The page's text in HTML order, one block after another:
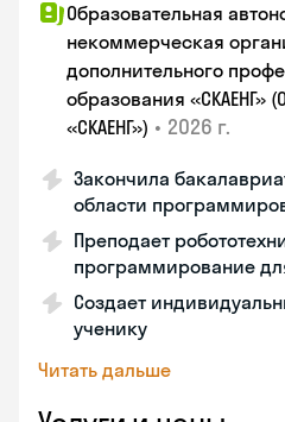
Образовательная
некоммерческая
дополнительного
образования «СКАЕНГ»
«СКАЕНГ») • 2026 г.
Закончила
области
Преподает
программирование
Создает
ученику
Читать дальше